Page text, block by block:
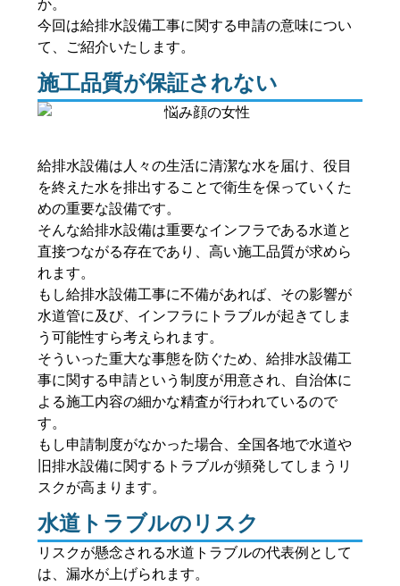
か。
今回は給排水設備工事に関する申請の意味につい
て、ご紹介いたします。
施工品質が保証されない
給排水設備は人々の生活に清潔な水を届け、役目
を終えた水を排出することで衛生を保っていくた
めの重要な設備です。
そんな給排水設備は重要なインフラである水道と
直接つながる存在であり、高い施工品質が求めら
れます。
もし給排水設備工事に不備があれば、その影響が
水道管に及び、インフラにトラブルが起きてしま
う可能性すら考えられます。
そういった重大な事態を防ぐため、給排水設備工
事に関する申請という制度が用意され、自治体に
よる施工内容の細かな精査が行われているので
す。
もし申請制度がなかった場合、全国各地で水道や
旧排水設備に関するトラブルが頻発してしまうリ
スクが高まります。
水道トラブルのリスク
リスクが懸念される水道トラブルの代表例として
は、漏水が上げられます。